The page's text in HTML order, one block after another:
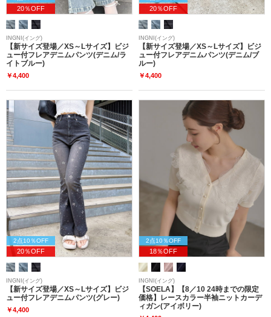
20％OFF
INGNI(イング)
【新サイズ登場／XS～Lサイズ】ビジ
ュー付フレアデニムパンツ(デニム/ラ
イトブルー)
￥4,400
20％OFF
INGNI(イング)
【新サイズ登場／XS～Lサイズ】ビジ
ュー付フレアデニムパンツ(デニム/ブ
ルー)
￥4,400
2点10％OFF
20％OFF
INGNI(イング)
【新サイズ登場／XS～Lサイズ】ビジ
ュー付フレアデニムパンツ(グレー)
￥4,400
2点10％OFF
18％OFF
INGNI(イング)
【SOELA】【8／10 24時までの限定
価格】レースカラー半袖ニットカーデ
ィガン(アイボリー)